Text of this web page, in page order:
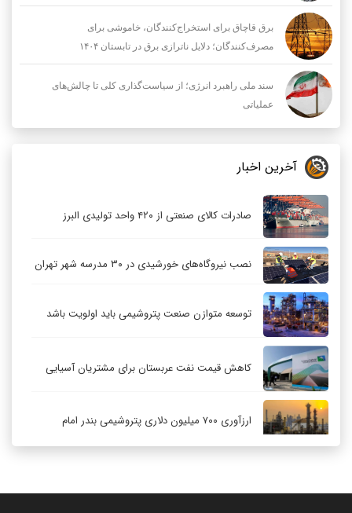
برق قاچاق برای استخراج‌کنندگان، خاموشی برای
مصرف‌کنندگان؛ دلایل ناترازی برق در تابستان ۱۴۰۴
سند ملی راهبرد انرژی؛ از سیاست‌گذاری کلی تا چالش‌های
عملیاتی
آخرین اخبار
صادرات کالای صنعتی از ۴۲۰ واحد تولیدی البرز
نصب نیروگاه‌های خورشیدی در ۳۰ مدرسه شهر تهران
توسعه متوازن صنعت پتروشیمی باید اولویت باشد
کاهش قیمت نفت عربستان برای مشتریان آسیایی
ارزآوری ۷۰۰ میلیون دلاری پتروشیمی بندر امام